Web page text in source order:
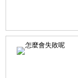
怎麼會失敗呢